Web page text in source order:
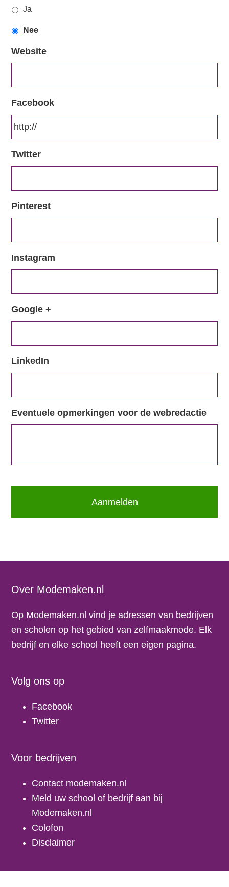
Ja
Nee
Website
Facebook
Twitter
Pinterest
Instagram
Google +
LinkedIn
Eventuele opmerkingen voor de webredactie
Footer
Over Modemaken.nl
Op Modemaken.nl vind je adressen van bedrijven
en scholen op het gebied van zelfmaakmode. Elk
bedrijf en elke school heeft een eigen pagina.
Volg ons op
Facebook
Twitter
Voor bedrijven
Contact modemaken.nl
Meld uw school of bedrijf aan bij
Modemaken.nl
Colofon
Disclaimer